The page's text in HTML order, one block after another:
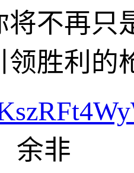
将不再只
领胜利的
余非